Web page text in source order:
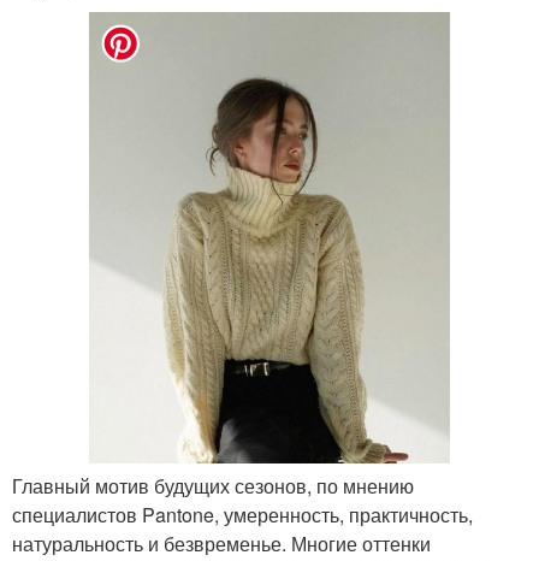
Главный мотив будущих сезонов, по мнению
специалистов Pantone, умеренность, практичность,
натуральность и безвременье. Многие оттенки